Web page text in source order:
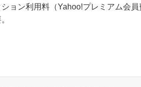
ョン利用料（Yahoo!プレミアム会員